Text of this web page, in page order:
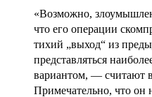
«Возможно,
что его операции
тихий „выход“ из
представляться
вариантом, — считают
Примечательно, что он